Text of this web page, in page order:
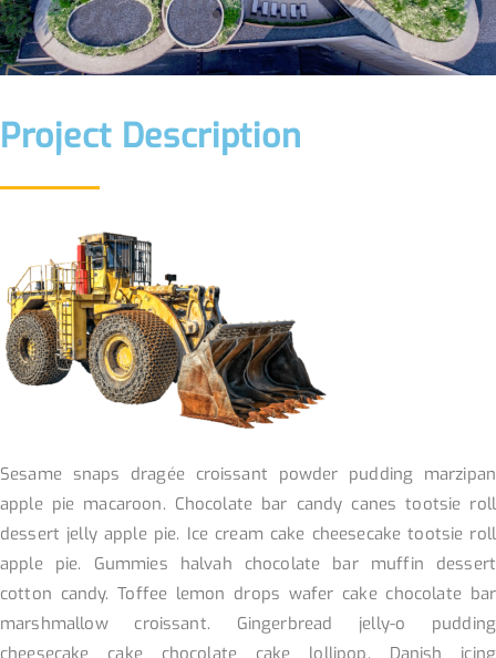
Project Description
Sesame snaps dragée croissant powder pudding marzipan
apple pie macaroon. Chocolate bar candy canes tootsie roll
dessert jelly apple pie. Ice cream cake cheesecake tootsie roll
apple pie. Gummies halvah chocolate bar muffin dessert
cotton candy. Toffee lemon drops wafer cake chocolate bar
marshmallow croissant. Gingerbread jelly-o pudding
cheesecake cake chocolate cake lollipop. Danish icing